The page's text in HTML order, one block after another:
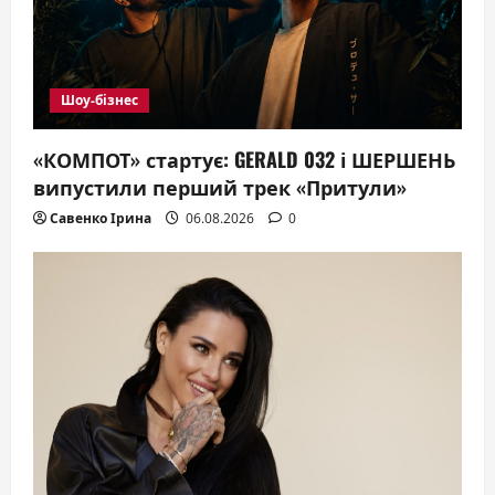
o
Шоу-бізнес
«КОМПОТ» стартує: GERALD 032 і ШЕРШЕНЬ
випустили перший трек «Притули»
Савенко Ірина 06.08.2026 0